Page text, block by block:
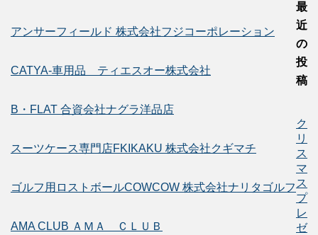
アンサーフィールド 株式会社フジコーポレーション
CATYA-車用品 ティエスオー株式会社
B・FLAT 合資会社ナグラ洋品店
スーツケース専門店FKIKAKU 株式会社クギマチ
ゴルフ用ロストボールCOWCOW 株式会社ナリタゴルフ
AMA CLUB ＡＭＡ ＣＬＵＢ
最
近
の
投
稿
ク
リ
ス
マ
ス
プ
レ
ゼ